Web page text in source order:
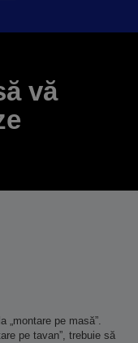
vă
„montare pe masă”.
pe tavan”, trebuie să